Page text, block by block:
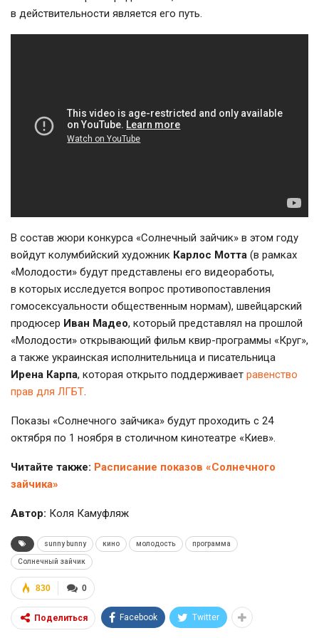
в действительности является его путь.
В состав жюри конкурса «Солнечный зайчик» в этом году
войдут колумбийский художник Карлос Мотта (в рамках
«Молодости» будут представлены его видеоработы,
в которых исследуется вопрос противопоставления
гомосексуальности общественным нормам), швейцарский
продюсер Иван Мадео, который представлял на прошлой
«Молодости» открывающий фильм квир-программы «Круг»,
а также украинская исполнительница и писательница
Ирена Карпа, которая открыто поддерживает равенство
прав для ЛГБТ.
Показы «Солнечного зайчика» будут проходить с 24
октября по 1 ноября в столичном кинотеатре «Киев».
Читайте также: Расписание показов «Солнечного
зайчика»
Автор: Коля Камуфляж
sunny bunny кино молодость программа
Солнечный зайчик
0
830
Поделиться Facebook Twitter